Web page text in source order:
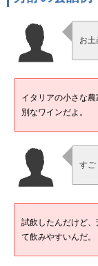
お土
イタリアの小さな
別なワインだよ。
すご
試飲したんだけど
て飲みやすいんだ。